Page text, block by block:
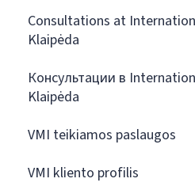
Consultations at
Klaipėda
Консультации в
Klaipėda
VMI teikiamos paslaugos
VMI kliento profilis